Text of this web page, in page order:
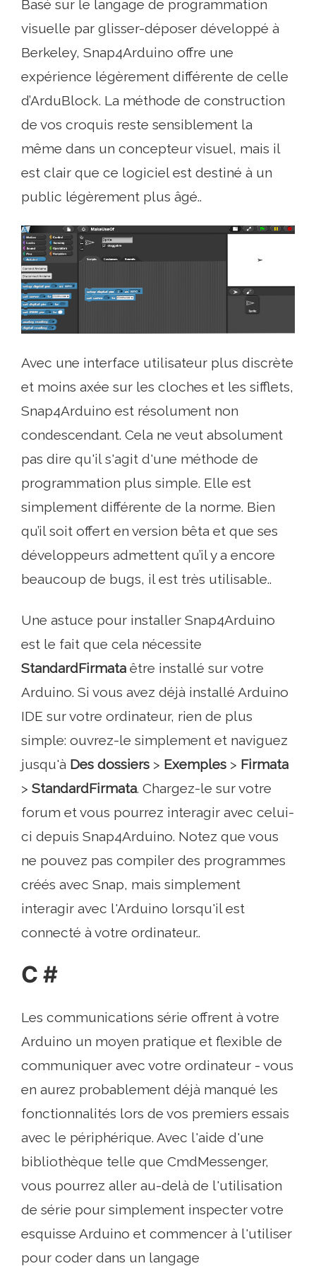
Basé sur le langage de programmation
visuelle par glisser-déposer développé à
Berkeley, Snap4Arduino offre une
expérience légèrement différente de celle
d’ArduBlock. La méthode de construction
de vos croquis reste sensiblement la
même dans un concepteur visuel, mais il
est clair que ce logiciel est destiné à un
public légèrement plus âgé..
Avec une interface utilisateur plus discrète
et moins axée sur les cloches et les sifflets,
Snap4Arduino est résolument non
condescendant. Cela ne veut absolument
pas dire qu'il s'agit d'une méthode de
programmation plus simple. Elle est
simplement différente de la norme. Bien
qu’il soit offert en version bêta et que ses
développeurs admettent qu’il y a encore
beaucoup de bugs, il est très utilisable..
Une astuce pour installer Snap4Arduino
est le fait que cela nécessite
StandardFirmata être installé sur votre
Arduino. Si vous avez déjà installé Arduino
IDE sur votre ordinateur, rien de plus
simple: ouvrez-le simplement et naviguez
jusqu'à Des dossiers > Exemples > Firmata
> StandardFirmata. Chargez-le sur votre
forum et vous pourrez interagir avec celui-
ci depuis Snap4Arduino. Notez que vous
ne pouvez pas compiler des programmes
créés avec Snap, mais simplement
interagir avec l'Arduino lorsqu'il est
connecté à votre ordinateur..
C #
Les communications série offrent à votre
Arduino un moyen pratique et flexible de
communiquer avec votre ordinateur - vous
en aurez probablement déjà manqué les
fonctionnalités lors de vos premiers essais
avec le périphérique. Avec l'aide d'une
bibliothèque telle que CmdMessenger,
vous pourrez aller au-delà de l'utilisation
de série pour simplement inspecter votre
esquisse Arduino et commencer à l'utiliser
pour coder dans un langage